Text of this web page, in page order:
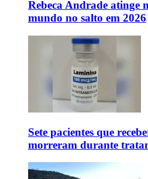
Rebeca Andrade atinge
mundo no salto em 2026
Sete pacientes que
morreram durante